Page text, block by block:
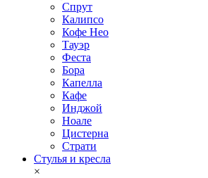
Спрут
Калипсо
Кофе Нео
Тауэр
Феста
Бора
Капелла
Кафе
Инджой
Ноале
Цистерна
Страти
Стулья и кресла
×